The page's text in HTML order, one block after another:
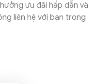
ưu đãi hấp dẫn và
liên hệ với bạn trong